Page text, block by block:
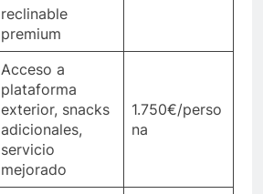
reclinable
premium
Acceso a
plataforma
exterior, snacks
adicionales,
servicio
mejorado
1.750€/perso
na